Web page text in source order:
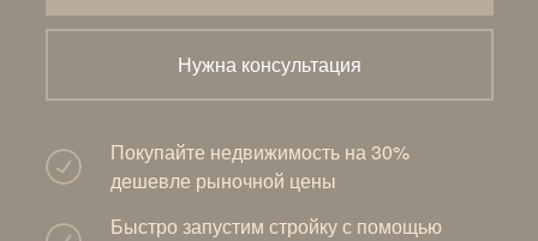
Нужна консультация
Покупайте недвижимость на 30%
дешевле рыночной цены
Быстро запустим стройку с помощью